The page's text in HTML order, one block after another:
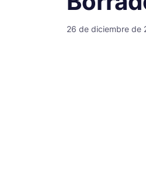
26 de diciembre de